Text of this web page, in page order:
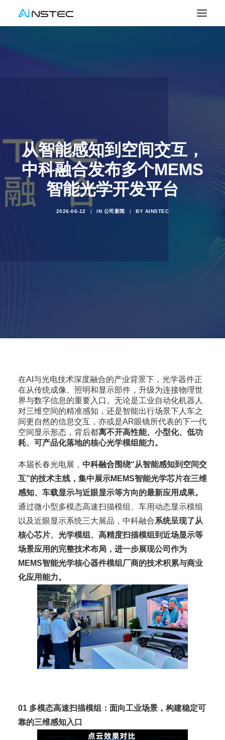
SEARCH
从智能感知到空间交互，
中科融合发布多个MEMS
智能光学开发平台
2026-06-12 | IN 公司新闻 | BY AINSTEC
在AI与光电技术深度融合的产业背景下，光学器件正
在从传统成像、照明和显示部件，升级为连接物理世
界与数字信息的重要入口。无论是工业自动化机器人
对三维空间的精准感知，还是智能出行场景下人车之
间更自然的信息交互，亦或是AR眼镜所代表的下一代
空间显示形态，背后都离不开高性能、小型化、低功
耗、可产品化落地的核心光学模组能力。
本届长春光电展， 中科融合围绕“从智能感知到空间交
互”的技术主线，集中展示MEMS智能光学芯片在三维
感知、车载显示与近眼显示等方向的最新应用成果。
通过微小型多模态高速扫描模组、车用动态显示模组
以及近眼显示系统三大展品，中科融合系统呈现了从
核心芯片、光学模组、高精度扫描模组到近场显示等
场景应用的完整技术布局，进一步展现公司作为
MEMS智能光学核心器件模组厂商的技术积累与商业
化应用能力。
01 多模态高速扫描模组：面向工业场景，构建稳定可
靠的三维感知入口